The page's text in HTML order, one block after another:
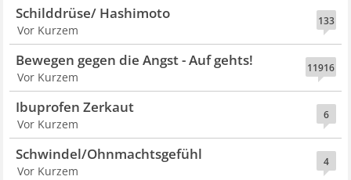
133
Schilddrüse/ Hashimoto
Vor Kurzem
11916
Bewegen gegen die Angst - Auf gehts!
Vor Kurzem
6
Ibuprofen Zerkaut
Vor Kurzem
4
Schwindel/Ohnmachtsgefühl
Vor Kurzem